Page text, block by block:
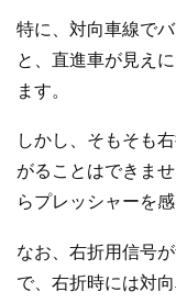
特に、対向車線で
と、直進車が見え
ます。
しかし、そもそも
がることはできま
らプレッシャーを
なお、右折用信号
で、右折時には対